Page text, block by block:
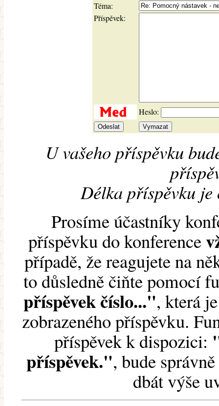
Téma:
Příspěvek:
Heslo:
U vašeho příspěvku
Délka příspěvku je
Prosíme účastníky
příspěvku do konference
případě, že reagujete na
to důsledně čiňte pomocí
příspěvek číslo...", která
zobrazeného příspěvku.
příspěvek k dispozici:
příspěvek.", bude
dbát výše